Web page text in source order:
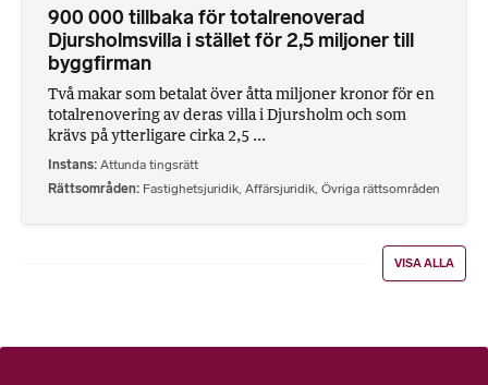
900 000 tillbaka för totalrenoverad
Djursholmsvilla i stället för 2,5 miljoner till
byggfirman
Två makar som betalat över åtta miljoner kronor för en
totalrenovering av deras villa i Djursholm och som
krävs på ytterligare cirka 2,5 ...
Instans Attunda tingsrätt
Rättsområden Fastighetsjuridik, Affärsjuridik, Övriga rättsområden
VISA ALLA